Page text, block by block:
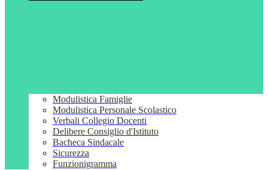
Modulistica Famiglie
Modulistica Personale Scolastico
Verbali Collegio Docenti
Delibere Consiglio d'Istituto
Bacheca Sindacale
Sicurezza
Funzionigramma